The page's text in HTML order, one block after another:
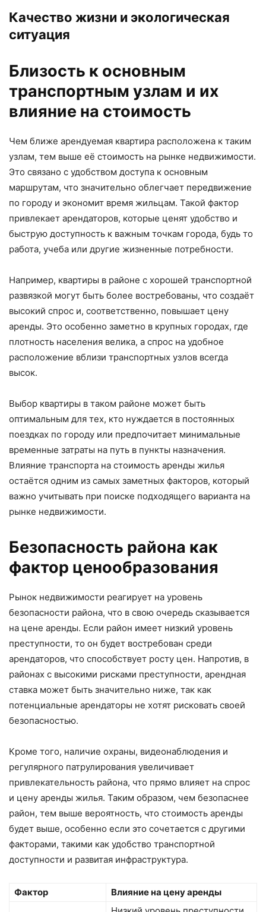
Качество жизни и экологическая
ситуация
Близость к основным
транспортным узлам и их
влияние на стоимость
Чем ближе арендуемая квартира расположена к таким
узлам, тем выше её стоимость на рынке недвижимости.
Это связано с удобством доступа к основным
маршрутам, что значительно облегчает передвижение
по городу и экономит время жильцам. Такой фактор
привлекает арендаторов, которые ценят удобство и
быструю доступность к важным точкам города, будь то
работа, учеба или другие жизненные потребности.
Например, квартиры в районе с хорошей транспортной
развязкой могут быть более востребованы, что создаёт
высокий спрос и, соответственно, повышает цену
аренды. Это особенно заметно в крупных городах, где
плотность населения велика, а спрос на удобное
расположение вблизи транспортных узлов всегда
высок.
Выбор квартиры в таком районе может быть
оптимальным для тех, кто нуждается в постоянных
поездках по городу или предпочитает минимальные
временные затраты на путь в пункты назначения.
Влияние транспорта на стоимость аренды жилья
остаётся одним из самых заметных факторов, который
важно учитывать при поиске подходящего варианта на
рынке недвижимости.
Безопасность района как
фактор ценообразования
Рынок недвижимости реагирует на уровень
безопасности района, что в свою очередь сказывается
на цене аренды. Если район имеет низкий уровень
преступности, то он будет востребован среди
арендаторов, что способствует росту цен. Напротив, в
районах с высокими рисками преступности, арендная
ставка может быть значительно ниже, так как
потенциальные арендаторы не хотят рисковать своей
безопасностью.
Кроме того, наличие охраны, видеонаблюдения и
регулярного патрулирования увеличивает
привлекательность района, что прямо влияет на спрос
и цену аренды жилья. Таким образом, чем безопаснее
район, тем выше вероятность, что стоимость аренды
будет выше, особенно если это сочетается с другими
факторами, такими как удобство транспортной
доступности и развитая инфраструктура.
Фактор
Влияние на цену аренды